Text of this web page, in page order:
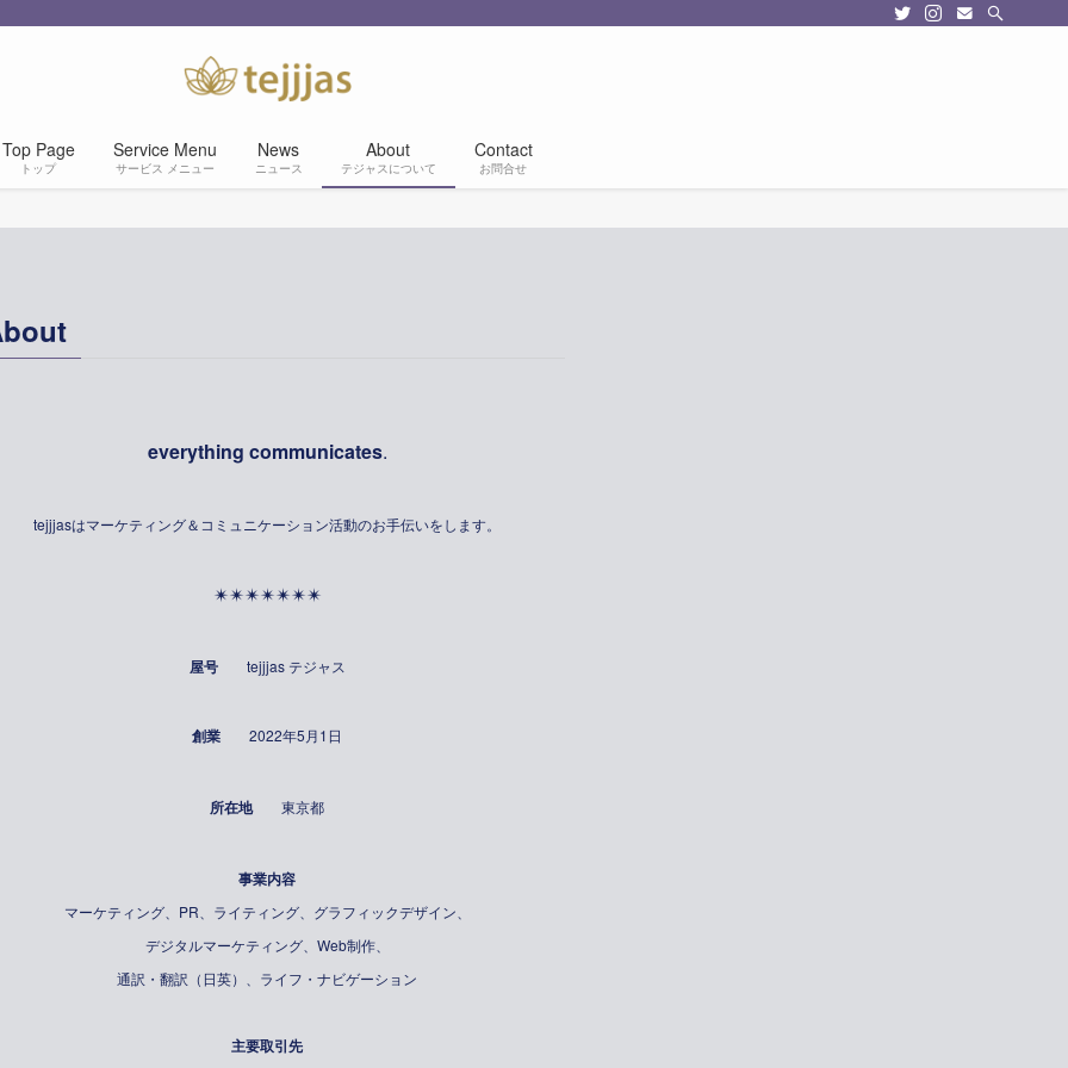
Top Page
トップ
Service Menu
サービス メニュー
News
ニュース
About
テジャスについて
Contact
お問合せ
everything communicates.
tejjjasはマーケティング＆コミュニケーション活動のお手伝いをします。
✴︎✴︎✴︎✴︎✴︎✴︎✴︎
屋号tejjjas テジャス
創業 2022年5月1日
所在地東京都
事業内容
マーケティング、PR、ライティング、グラフィックデザイン、
デジタルマーケティング、Web制作、
通訳・翻訳（日英）、ライフ・ナビゲーション
主要取引先